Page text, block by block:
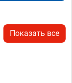
Показать все